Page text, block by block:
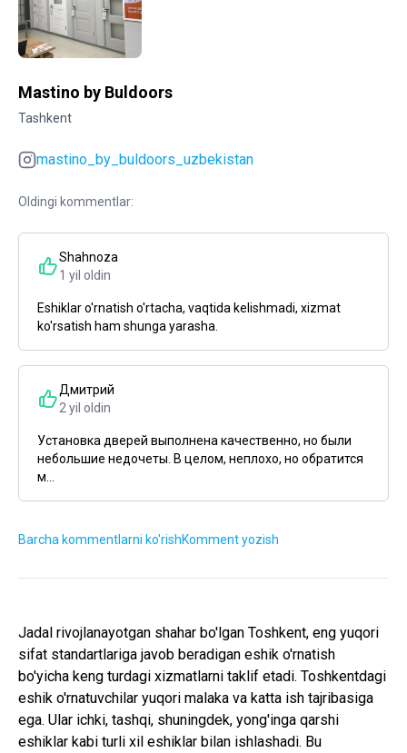
Mastino by Buldoors
Tashkent
mastino_by_buldoors_uzbekistan
Oldingi kommentlar:
Shahnoza
1 yil oldin
Eshiklar o'rnatish o'rtacha, vaqtida kelishmadi, xizmat
ko'rsatish ham shunga yarasha.
Дмитрий
2 yil oldin
Установка дверей выполнена качественно, но были
небольшие недочеты. В целом, неплохо, но обратится
м...
Barcha kommentlarni ko'rishKomment yozish
Jadal rivojlanayotgan shahar bo'lgan Toshkent, eng yuqori
sifat standartlariga javob beradigan eshik o'rnatish
bo'yicha keng turdagi xizmatlarni taklif etadi. Toshkentdagi
eshik o'rnatuvchilar yuqori malaka va katta ish tajribasiga
ega. Ular ichki, tashqi, shuningdek, yong'inga qarshi
eshiklar kabi turli xil eshiklar bilan ishlashadi. Bu